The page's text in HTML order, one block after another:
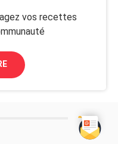
vos recettes